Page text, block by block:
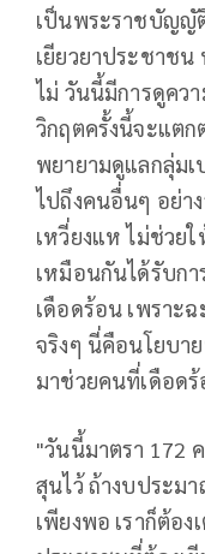
เป็นพระราชบัญญั
เยียวยาประชาช
ไม่ วันนี้มีการดูคว
วิกฤตครั้งนี้จะแตก
พยายามดูแลกลุ่ม
ไปถึงคนอื่นๆ อย่า
เหวี่ยงแห ไม่ช่วย
เหมือนกันได้รับกา
เดือดร้อน เพราะ
จริงๆ นี่คือนโยบา
มาช่วยคนที่เดือด
"วันนี้มาตรา 172
สุนไว้ ถ้างบประม
เพียงพอ เราก็ต้อง